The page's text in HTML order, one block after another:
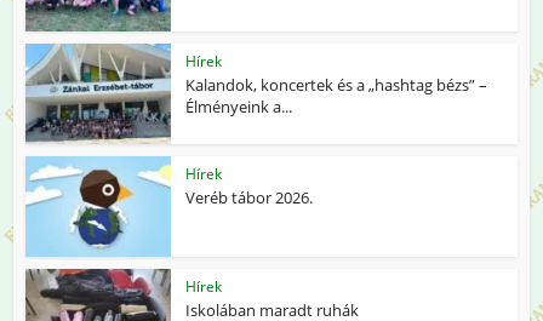
Hírek
Kalandok, koncertek és a „hashtag bézs” –
Élményeink a...
Hírek
Veréb tábor 2026.
Hírek
Iskolában maradt ruhák